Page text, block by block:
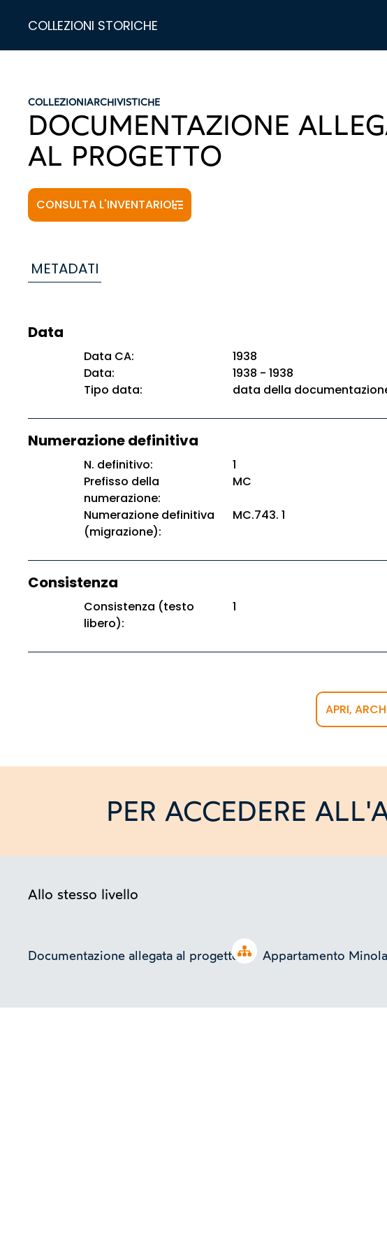
COLLEZIONI STORICHE
COLLEZIONIARCHIVISTICHE
DOCUMENTAZIONE
AL PROGETTO
CONSULTA L'INVENTARIO
METADATI
Data
Data CA:
1938
Data:
1938 - 1938
Tipo data:
data della
Numerazione definitiva
N. definitivo:
1
Prefisso della
numerazione:
MC
Numerazione definitiva
(migrazione):
MC.743. 1
Consistenza
Consistenza (testo
libero):
1
APRI,
PER ACCEDERE
Allo stesso livello
Open tree
Documentazione allegata al progetto Appartamento